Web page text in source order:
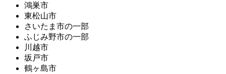
鴻巣市
東松山市
さいたま市の一部
ふじみ野市の一部
川越市
坂戸市
鶴ヶ島市